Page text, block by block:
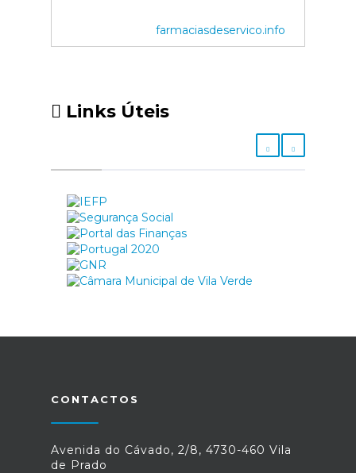
farmaciasdeservico.info
Links Úteis
CONTACTOS
Avenida do Cávado, 2/8, 4730-460 Vila
de Prado